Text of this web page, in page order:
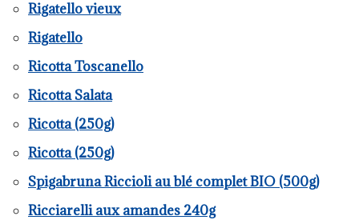
Rigatello vieux
Rigatello
Ricotta Toscanello
Ricotta Salata
Ricotta (250g)
Ricotta (250g)
Spigabruna Riccioli au blé complet BIO (500g)
Ricciarelli aux amandes 240g